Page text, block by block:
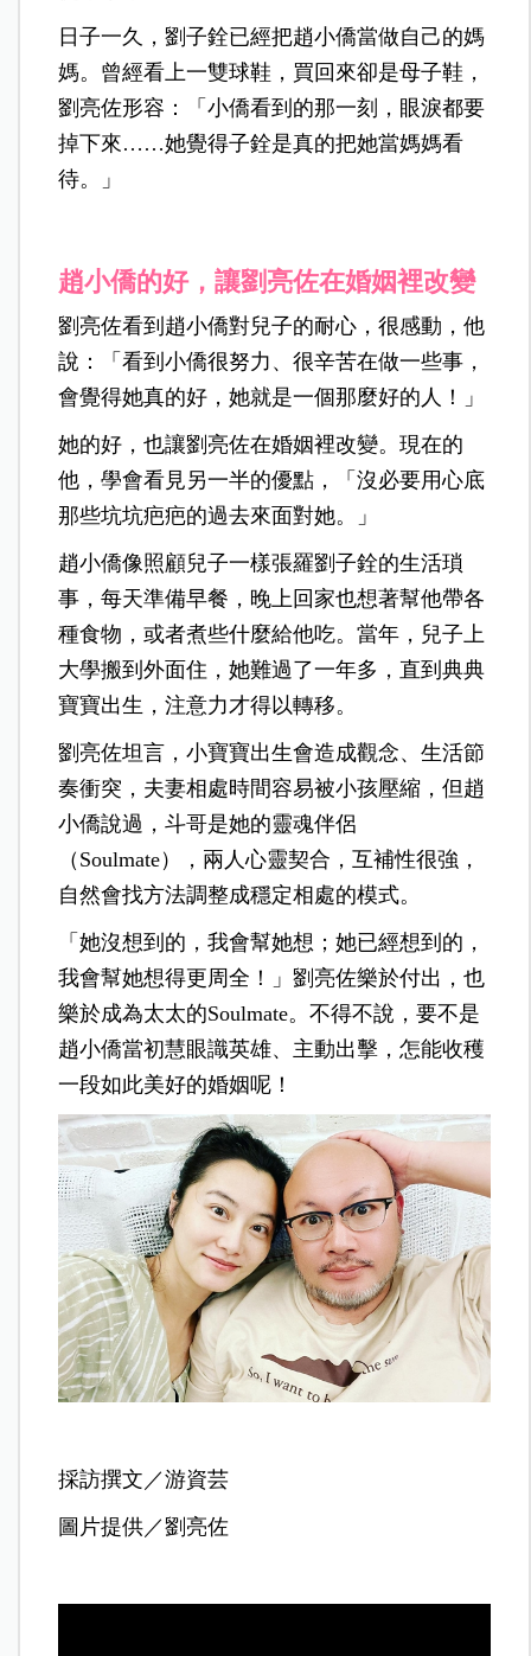
日子一久，劉子銓已經把趙小僑當做自己的媽
媽。曾經看上一雙球鞋，買回來卻是母子鞋，
劉亮佐形容：「小僑看到的那一刻，眼淚都要
掉下來……她覺得子銓是真的把她當媽媽看
待。」
趙小僑的好，讓劉亮佐在婚姻裡改變
劉亮佐看到趙小僑對兒子的耐心，很感動，他
說：「看到小僑很努力、很辛苦在做一些事，
會覺得她真的好，她就是一個那麼好的人！」
她的好，也讓劉亮佐在婚姻裡改變。現在的
他，學會看見另一半的優點，「沒必要用心底
那些坑坑疤疤的過去來面對她。」
趙小僑像照顧兒子一樣張羅劉子銓的生活瑣
事，每天準備早餐，晚上回家也想著幫他帶各
種食物，或者煮些什麼給他吃。當年，兒子上
大學搬到外面住，她難過了一年多，直到典典
寶寶出生，注意力才得以轉移。
劉亮佐坦言，小寶寶出生會造成觀念、生活節
奏衝突，夫妻相處時間容易被小孩壓縮，但趙
小僑說過，斗哥是她的靈魂伴侶
（Soulmate），兩人心靈契合，互補性很強，
自然會找方法調整成穩定相處的模式。
「她沒想到的，我會幫她想；她已經想到的，
我會幫她想得更周全！」劉亮佐樂於付出，也
樂於成為太太的Soulmate。不得不說，要不是
趙小僑當初慧眼識英雄、主動出擊，怎能收穫
一段如此美好的婚姻呢！
採訪撰文／游資芸
圖片提供／劉亮佐